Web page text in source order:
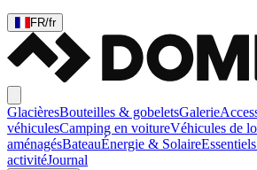
FR/fr
GlacièresBouteilles & gobeletsGalerie
véhiculesCamping en voitureVéhicules de
aménagésBateauÉnergie & Solaire
activitéJournal